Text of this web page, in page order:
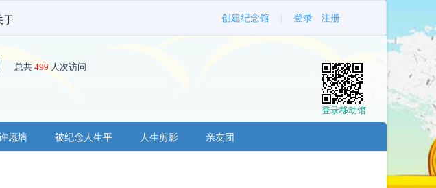
于 创建纪念馆 登录 注册
总共 499 人次访问
登录移动馆
愿墙 被纪念人生平 人生剪影 亲友团